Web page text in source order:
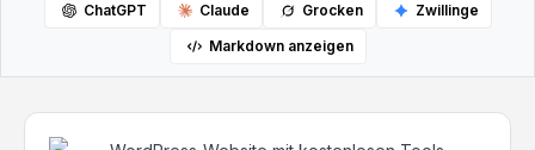
ChatGPT
Claude Grocken
Zwillinge
Markdown anzeigen